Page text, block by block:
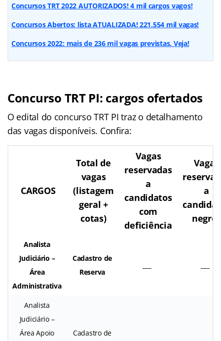
Concursos TRT 2022 AUTORIZADOS! 4 mil cargos vagos!
Concursos Abertos: lista ATUALIZADA! 221.554 mil vagas!
Concursos 2022: mais de 236 mil vagas previstas. Veja!
Concurso TRT PI: cargos ofertados
O edital do concurso TRT PI traz o detalhamento
das vagas disponíveis. Confira:
CARGOS
Total de
vagas
(listagem
geral +
cotas)
Vagas
reservadas
a
candidatos
com
deficiência
Vagas
a
negros
Analista
Judiciário –
Área
Administrativa
Cadastro de
Reserva
Analista
Judiciário –
Área Apoio
Cadastro de